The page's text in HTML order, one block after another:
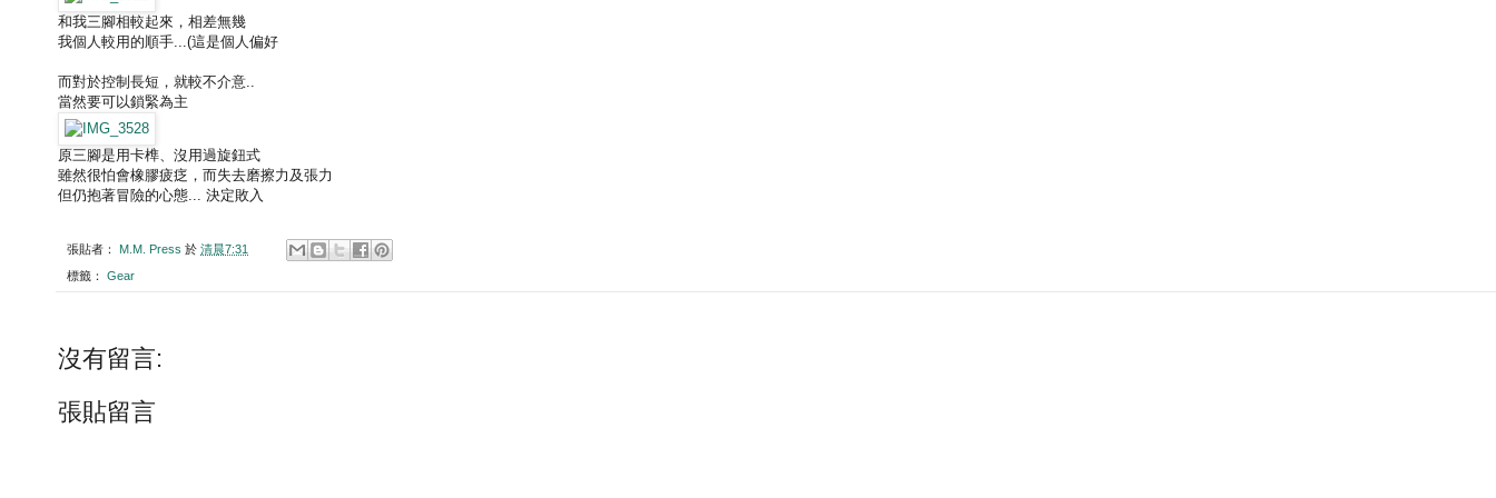
和我三腳相較起來，相差無幾
我個人較用的順手...(這是個人偏好
而對於控制長短，就較不介意..
當然要可以鎖緊為主
原三腳是用卡榫、沒用過旋鈕式
雖然很怕會橡膠疲疺，而失去磨擦力及張力
但仍抱著冒險的心態... 決定敗入
張貼者： M.M. Press 於 清晨7:31
標籤： Gear
沒有留言:
張貼留言